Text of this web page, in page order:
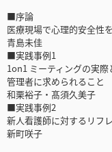
■序論
医療現場で心理的安全性
青島未佳
■実践事例1
1on1 ミーティングの実際
管理者に求められること
和栗裕子・髙須久美子
■実践事例2
新人看護師に対するリフ
新町咲子